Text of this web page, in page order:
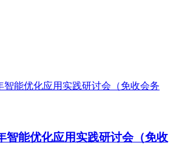
智能优化应用实践研讨会（免收